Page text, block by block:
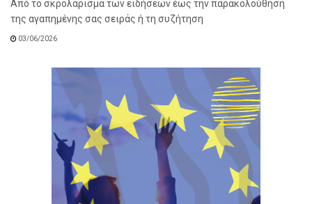
Από το σκρολάρισμα των ειδήσεων έως την παρακολούθηση
της αγαπημένης σας σειράς ή τη συζήτηση
03/06/2026